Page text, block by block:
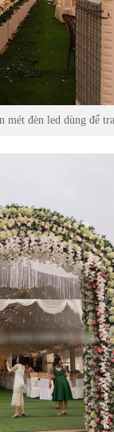
mét đèn led dùng để